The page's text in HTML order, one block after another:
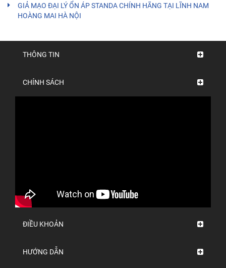
GIẢ MẠO ĐẠI LÝ ỔN ÁP STANDA CHÍNH HÃNG TẠI LĨNH NAM
HOÀNG MAI HÀ NỘI
THÔNG TIN
CHÍNH SÁCH
ĐIỀU KHOẢN
HƯỚNG DẪN